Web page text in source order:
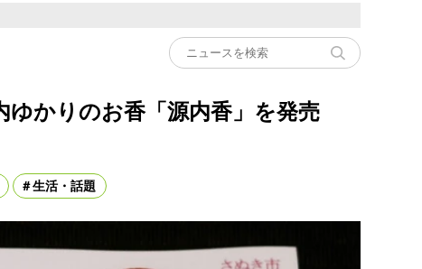
ゆかりのお香「源内香」を発売
生活・話題